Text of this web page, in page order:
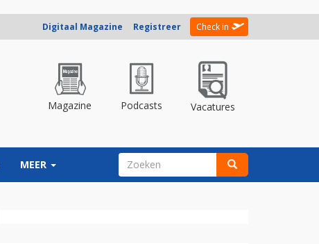
Digitaal Magazine Registreer Check in
Magazine Podcasts Vacatures
MEER ZOEKVELD